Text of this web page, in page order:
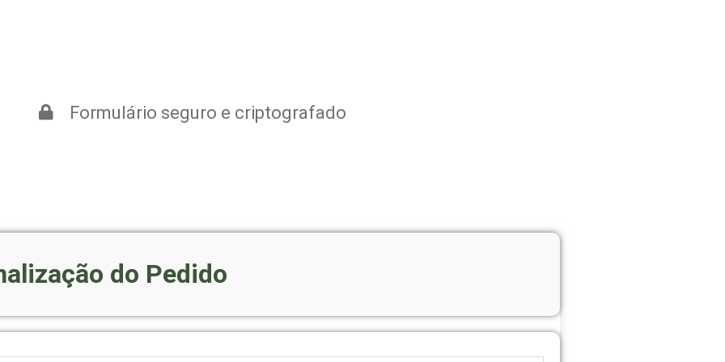
Formulário seguro e criptografado
do Pedido